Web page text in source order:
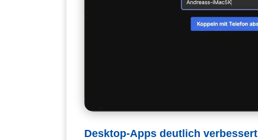
Desktop-Apps deutlich verbessert